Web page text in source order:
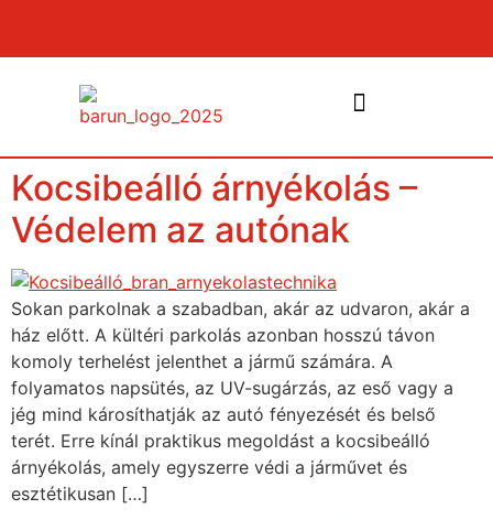
Kocsibeálló árnyékolás –
Védelem az autónak
Sokan parkolnak a szabadban, akár az udvaron, akár a
ház előtt. A kültéri parkolás azonban hosszú távon
komoly terhelést jelenthet a jármű számára. A
folyamatos napsütés, az UV-sugárzás, az eső vagy a
jég mind károsíthatják az autó fényezését és belső
terét. Erre kínál praktikus megoldást a kocsibeálló
árnyékolás, amely egyszerre védi a járművet és
esztétikusan […]